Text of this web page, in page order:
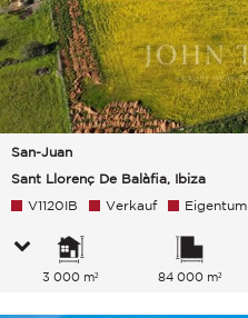
San-Juan
Sant Llorenç De Balàfia, Ibiza
V1120IB Verkauf Eigentum
3 000 m² 84 000 m²